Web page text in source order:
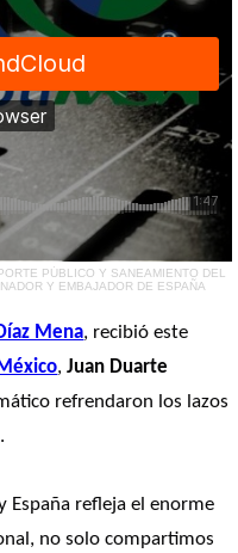
PÚBLICO Y SANEAMIENTO DEL
Y EMBAJADOR DE ESPAÑA
Mena, recibió este
México, Juan Duarte
refrendaron los lazos
España refleja el enorme
no solo compartimos